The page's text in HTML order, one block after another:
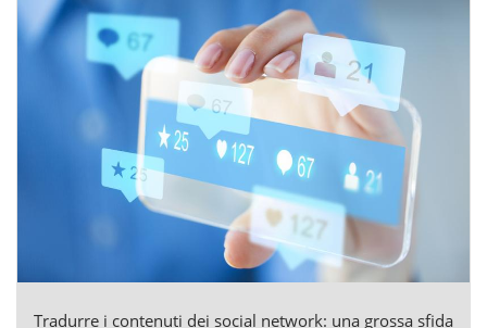
Tradurre i contenuti dei social network: una grossa sfida